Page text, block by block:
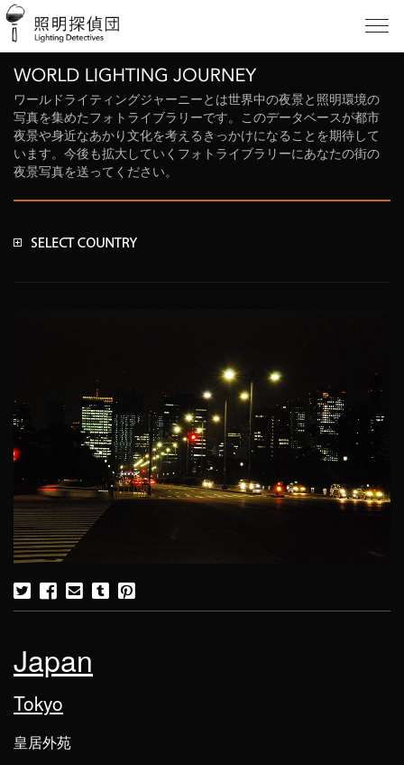
ワールドライティングジャーニーとは世界中の夜景と照明環境の
写真を集めたフォトライブラリーです。このデータベースが都市
夜景や身近なあかり文化を考えるきっかけになることを期待して
います。今後も拡大していくフォトライブラリーにあなたの街の
夜景写真を送ってください。
Japan
Tokyo
皇居外苑